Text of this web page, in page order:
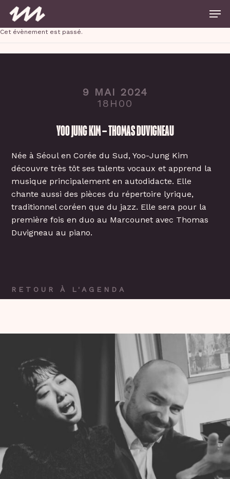
main
content
Cet évènement est passé.
9 MAI 2024
18H00
YOO JUNG KIM – THOMAS DUVIGNEAU
Née à Séoul en Corée du Sud, Yoo-Jung Kim
découvre très tôt ses talents vocaux et apprend la
musique principalement en autodidacte. Elle
chante aussi des pièces du répertoire lyrique,
traditionnel coréen que du jazz. Elle sera pour la
première fois en duo au Marcounet avec Thomas
Duvigneau au piano.
RETOUR À L'AGENDA
Close